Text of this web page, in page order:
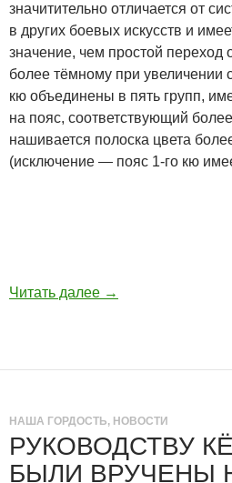
значитительно отличается от
в других боевых искусств и
значение, чем простой переход
более тёмному при увеличении
кю объединены в пять групп,
на пояс, соответствующий
нашивается полоска цвета
(исключение — пояс 1-го кю
Читать далее →
НАША ГОРДОСТЬ, НОВОСТИ
РУКОВОДСТВУ
БЫЛИ ВРУЧЕНЫ